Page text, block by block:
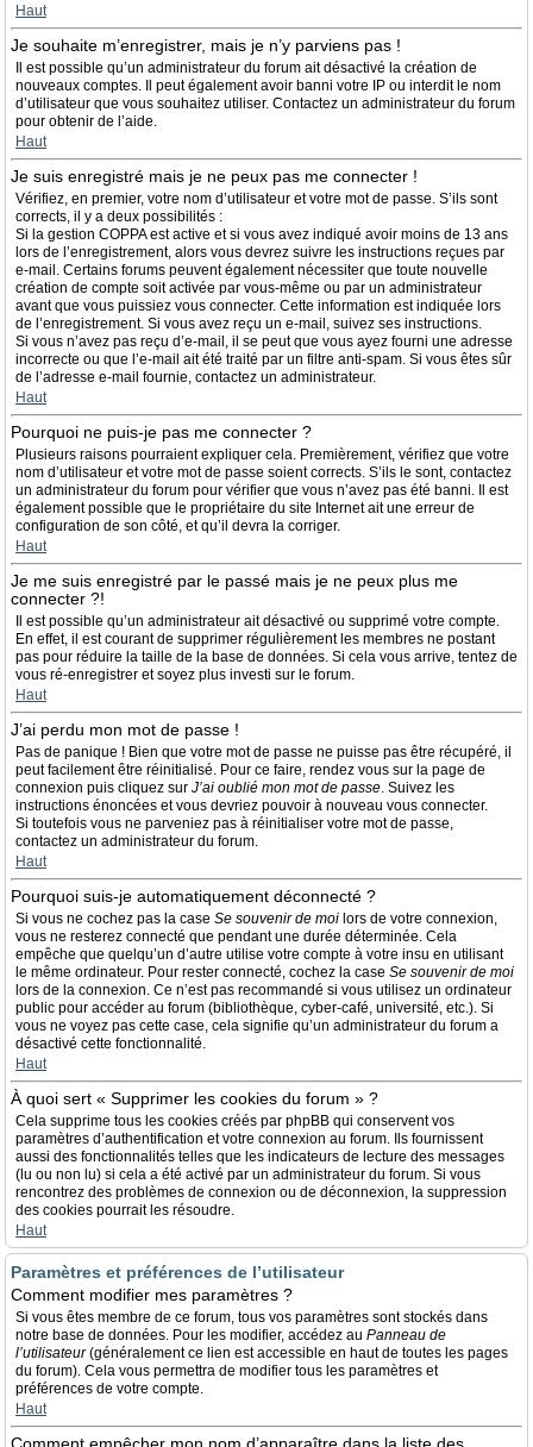
Haut
Je souhaite m’enregistrer, mais je n’y parviens pas !
Il est possible qu’un administrateur du forum ait désactivé la création de
nouveaux comptes. Il peut également avoir banni votre IP ou interdit le nom
d’utilisateur que vous souhaitez utiliser. Contactez un administrateur du forum
pour obtenir de l’aide.
Haut
Je suis enregistré mais je ne peux pas me connecter !
Vérifiez, en premier, votre nom d’utilisateur et votre mot de passe. S’ils sont
corrects, il y a deux possibilités :
Si la gestion COPPA est active et si vous avez indiqué avoir moins de 13 ans
lors de l’enregistrement, alors vous devrez suivre les instructions reçues par
e-mail. Certains forums peuvent également nécessiter que toute nouvelle
création de compte soit activée par vous-même ou par un administrateur
avant que vous puissiez vous connecter. Cette information est indiquée lors
de l’enregistrement. Si vous avez reçu un e-mail, suivez ses instructions.
Si vous n’avez pas reçu d’e-mail, il se peut que vous ayez fourni une adresse
incorrecte ou que l’e-mail ait été traité par un filtre anti-spam. Si vous êtes sûr
de l’adresse e-mail fournie, contactez un administrateur.
Haut
Pourquoi ne puis-je pas me connecter ?
Plusieurs raisons pourraient expliquer cela. Premièrement, vérifiez que votre
nom d’utilisateur et votre mot de passe soient corrects. S’ils le sont, contactez
un administrateur du forum pour vérifier que vous n’avez pas été banni. Il est
également possible que le propriétaire du site Internet ait une erreur de
configuration de son côté, et qu’il devra la corriger.
Haut
Je me suis enregistré par le passé mais je ne peux plus me
connecter ?!
Il est possible qu’un administrateur ait désactivé ou supprimé votre compte.
En effet, il est courant de supprimer régulièrement les membres ne postant
pas pour réduire la taille de la base de données. Si cela vous arrive, tentez de
vous ré-enregistrer et soyez plus investi sur le forum.
Haut
J’ai perdu mon mot de passe !
Pas de panique ! Bien que votre mot de passe ne puisse pas être récupéré, il
peut facilement être réinitialisé. Pour ce faire, rendez vous sur la page de
connexion puis cliquez sur J’ai oublié mon mot de passe. Suivez les
instructions énoncées et vous devriez pouvoir à nouveau vous connecter.
Si toutefois vous ne parveniez pas à réinitialiser votre mot de passe,
contactez un administrateur du forum.
Haut
Pourquoi suis-je automatiquement déconnecté ?
Si vous ne cochez pas la case Se souvenir de moi lors de votre connexion,
vous ne resterez connecté que pendant une durée déterminée. Cela
empêche que quelqu’un d’autre utilise votre compte à votre insu en utilisant
le même ordinateur. Pour rester connecté, cochez la case Se souvenir de moi
lors de la connexion. Ce n’est pas recommandé si vous utilisez un ordinateur
public pour accéder au forum (bibliothèque, cyber-café, université, etc.). Si
vous ne voyez pas cette case, cela signifie qu’un administrateur du forum a
désactivé cette fonctionnalité.
Haut
À quoi sert « Supprimer les cookies du forum » ?
Cela supprime tous les cookies créés par phpBB qui conservent vos
paramètres d’authentification et votre connexion au forum. Ils fournissent
aussi des fonctionnalités telles que les indicateurs de lecture des messages
(lu ou non lu) si cela a été activé par un administrateur du forum. Si vous
rencontrez des problèmes de connexion ou de déconnexion, la suppression
des cookies pourrait les résoudre.
Haut
Paramètres et préférences de l’utilisateur
Comment modifier mes paramètres ?
Si vous êtes membre de ce forum, tous vos paramètres sont stockés dans
notre base de données. Pour les modifier, accédez au Panneau de
l’utilisateur(généralement ce lien est accessible en haut de toutes les pages
du forum). Cela vous permettra de modifier tous les paramètres et
préférences de votre compte.
Haut